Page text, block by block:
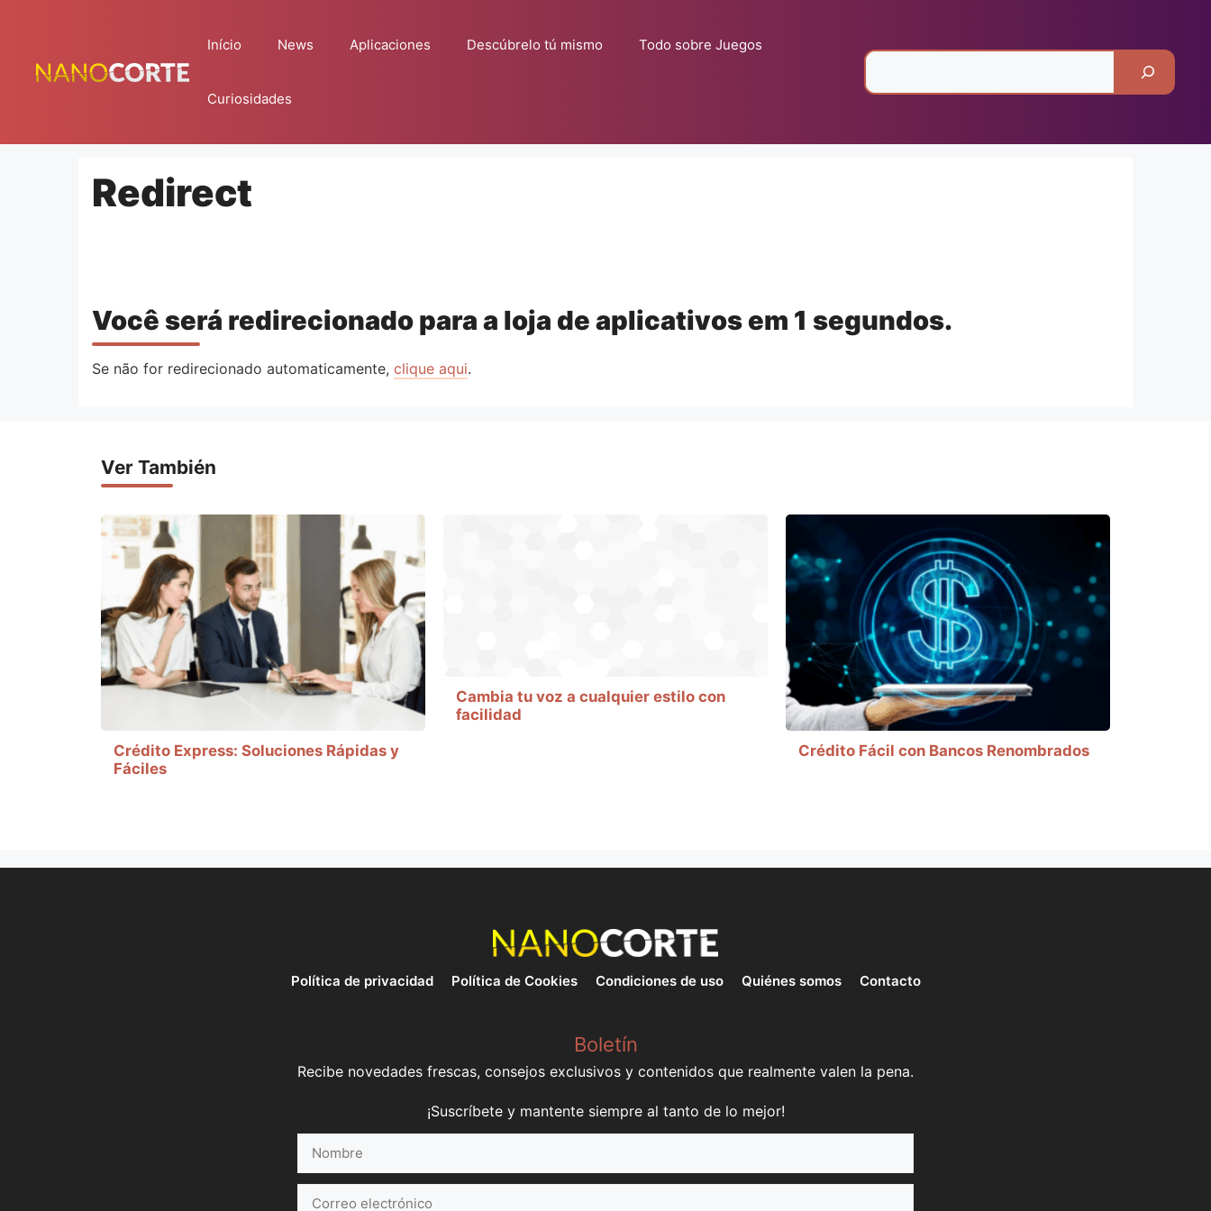
conteúdo
Início News Aplicaciones Descúbrelo tú mismo Todo sobre Juegos
Curiosidades
Redirect
Você será redirecionado para a loja de aplicativos em 1 segundos.
Se não for redirecionado automaticamente, clique aqui.
Ver También
Crédito Express: Soluciones Rápidas y
Fáciles
Cambia tu voz a cualquier estilo con
facilidad
Crédito Fácil con Bancos Renombrados
Política de privacidad Política de Cookies Condiciones de uso Quiénes somos Contacto
Boletín
Recibe novedades frescas, consejos exclusivos y contenidos que realmente valen la pena.
¡Suscríbete y mantente siempre al tanto de lo mejor!